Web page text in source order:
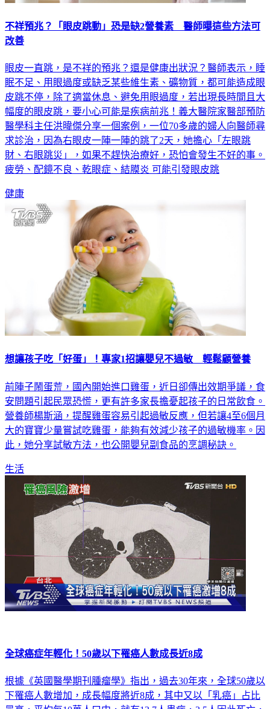
不祥預兆？「眼皮跳動」恐是缺2營養素 醫師曝這些方法可
眼皮一直跳，是不祥的預兆？還是健康出狀況？醫師表示，睡
眠不足、用眼過度或缺乏某些維生素、礦物質，都可能造成眼
皮跳不停，除了適當休息、避免用眼過度，若出現長時間且大
幅度的眼皮跳，要小心可能是疾病前兆！義大醫院家醫部預防
醫學科主任洪暐傑分享一個案例，一位70多歲的婦人向醫師尋
求診治，因為右眼皮一陣一陣的跳了2天，她擔心「左眼跳
財、右眼跳災」，如果不趕快治療好，恐怕會發生不好的事。
健康
前陣子鬧蛋荒，國內開始進口雞蛋，近日卻傳出效期爭議，食
安問題引起民眾恐慌，更有許多家長擔憂起孩子的日常飲食。
營養師楊斯涵，提醒雞蛋容易引起過敏反應，但若讓4至6個月
大的寶寶少量嘗試吃雞蛋，能夠有效減少孩子的過敏機率。因
根據《英國醫學期刊腫瘤學》指出，過去30年來，全球50歲以